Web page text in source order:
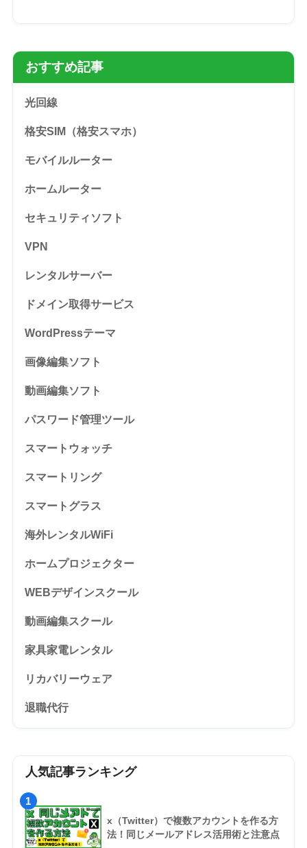
おすすめ記事
光回線
格安SIM（格安スマホ）
モバイルルーター
ホームルーター
セキュリティソフト
VPN
レンタルサーバー
ドメイン取得サービス
WordPressテーマ
画像編集ソフト
動画編集ソフト
パスワード管理ツール
スマートウォッチ
スマートリング
スマートグラス
海外レンタルWiFi
ホームプロジェクター
WEBデザインスクール
動画編集スクール
家具家電レンタル
リカバリーウェア
退職代行
人気記事ランキング
1
x（Twitter）で複数アカウントを作る方
法！同じメールアドレス活用術と注意点